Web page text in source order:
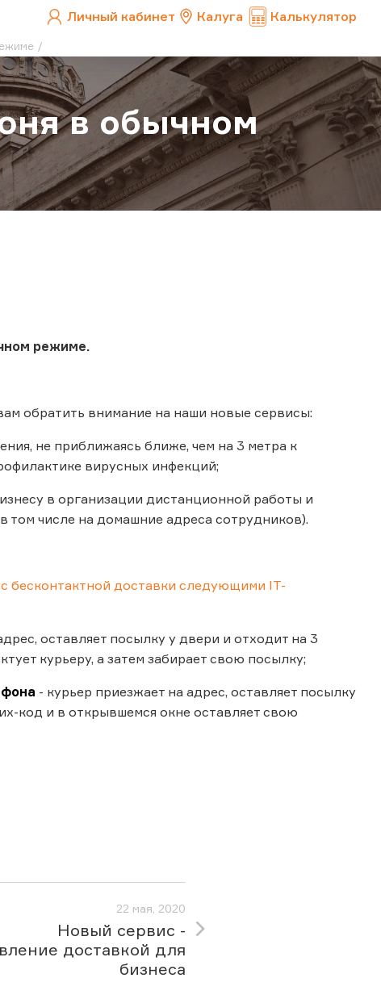
Личный кабинет Калуга Калькулятор
в обычном
режиме.
обратить внимание на наши новые сервисы:
не приближаясь ближе, чем на 3 метра к
вирусных инфекций;
в организации дистанционной работы и
числе на домашние адреса сотрудников).
бесконтактной доставки следующими IT-
оставляет посылку у двери и отходит на 3
курьеру, а затем забирает свою посылку;
- курьер приезжает на адрес, оставляет посылку
код и в открывшемся окне оставляет свою
22 мая, 2020
Новый сервис -
доставкой для
бизнеса